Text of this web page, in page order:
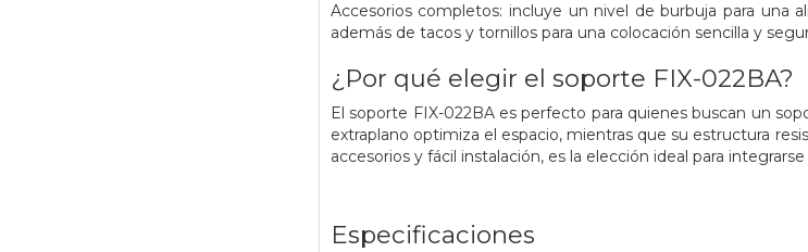
Accesorios completos: incluye un nivel de burbuja para una
además de tacos y tornillos para una colocación sencilla y
¿Por qué elegir el soporte FIX-022BA?
El soporte FIX-022BA es perfecto para quienes buscan un
extraplano optimiza el espacio, mientras que su estructura
accesorios y fácil instalación, es la elección ideal para
Especificaciones